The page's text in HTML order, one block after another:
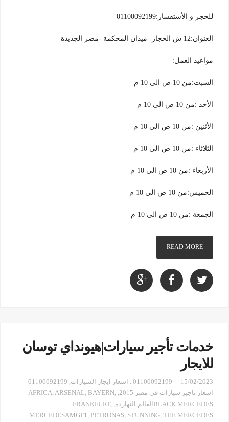
للحجز و الأستفسار:01100092199
العنوان:12 ش الحجاز -ميدان المحكمة -مصر الجديدة
مواعيد العمل:
السبت:من 10 ص الى 10 م
الأحد :من 10 ص الى 10 م
الأثنين :من 10 ص الى 10 م
الثلاثاء :من 10 ص الى 10 م
الأربعاء :من 10 ص الى 10 م
الخميس:من 10 ص الى 10 م
الجمعة :من 10 ص الى 10 م
READ MORE
خدمات تأجير سيارات|هيونداي توسان
للايجار
15/02/2023 01100092199 . اسعار ايجار السيارات ,
01100092199
اسعار تاجير سيارات فى مصر 2015
,
AFRICA, ARSENAL, BAYERN,
BLACK MERCEDESالعالم النهارده
,
FRANKFURT,
MERCEDESAMGF1, PETRONAS, STUNNING, THE MERCEDES